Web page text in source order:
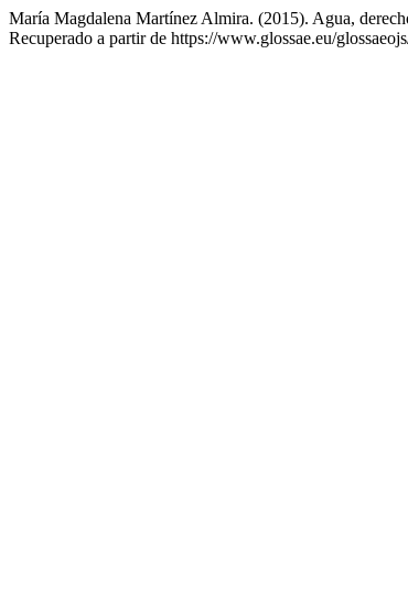
María Magdalena Martínez Almira. (2015). Agua,
Recuperado a partir de https://www.glossae.eu/